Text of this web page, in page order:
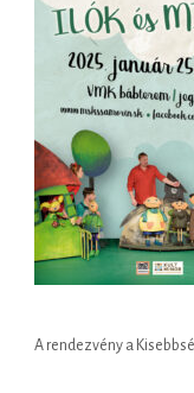
A rendezvény a